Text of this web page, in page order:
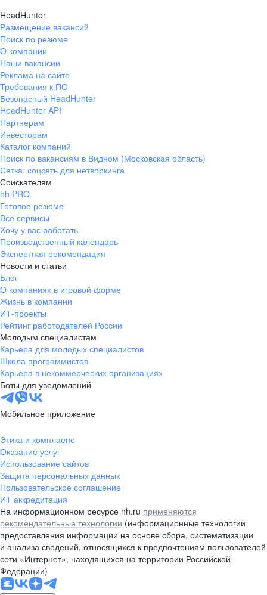
HeadHunter
Размещение вакансий
Поиск по резюме
О компании
Наши вакансии
Реклама на сайте
Требования к ПО
Безопасный HeadHunter
HeadHunter API
Партнерам
Инвесторам
Каталог компаний
Поиск по вакансиям в Видном (Московская область)
Сетка: соцсеть для нетворкинга
Соискателям
hh PRO
Готовое резюме
Все сервисы
Хочу у вас работать
Производственный календарь
Экспертная рекомендация
Новости и статьи
Блог
О компаниях в игровой форме
Жизнь в компании
ИТ-проекты
Рейтинг работодателей России
Молодым специалистам
Карьера для молодых специалистов
Школа программистов
Карьера в некоммерческих организациях
Боты для уведомлений
Мобильное приложение
Этика и комплаенс
Оказание услуг
Использование сайтов
Защита персональных данных
Пользовательское соглашение
ИТ аккредитация
На информационном ресурсе hh.ru применяются
рекомендательные технологии (информационные технологии
предоставления информации на основе сбора, систематизации
и анализа сведений, относящихся к предпочтениям пользователей
сети «Интернет», находящихся на территории Российской
Федерации)